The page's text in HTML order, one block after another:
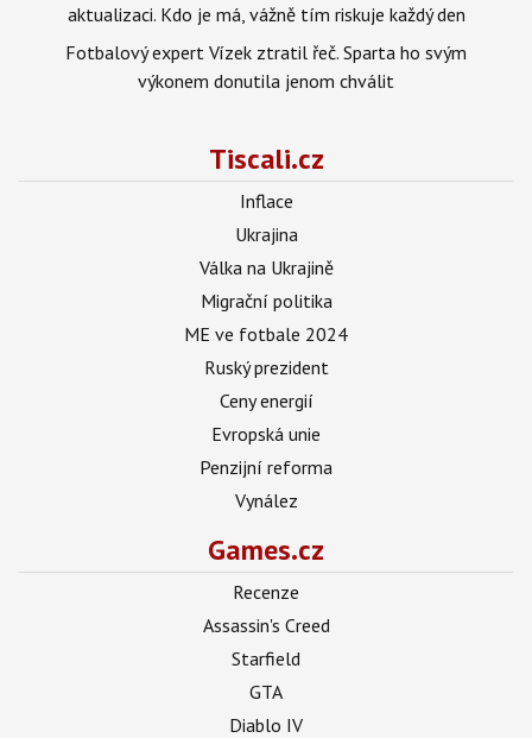
aktualizaci. Kdo je má, vážně tím riskuje každý den
Fotbalový expert Vízek ztratil řeč. Sparta ho svým
výkonem donutila jenom chválit
Tiscali.cz
Inflace
Ukrajina
Válka na Ukrajině
Migrační politika
ME ve fotbale 2024
Ruský prezident
Ceny energií
Evropská unie
Penzijní reforma
Vynález
Games.cz
Recenze
Assassin's Creed
Starfield
GTA
Diablo IV